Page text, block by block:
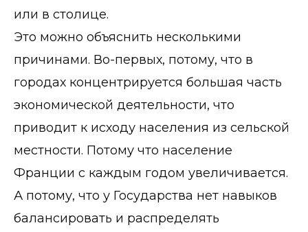
или в столице.
Это можно объяснить несколькими
причинами. Во-первых, потому, что в
городах концентрируется большая часть
экономической деятельности, что
приводит к исходу населения из сельской
местности. Потому что население
Франции с каждым годом увеличивается.
А потому, что у Государства нет навыков
балансировать и распределять